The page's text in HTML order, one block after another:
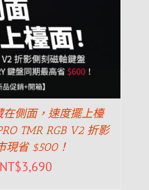
在側面，速度擺上檯
TMR RGB V2 折影
現省 $500！
NT$3,690